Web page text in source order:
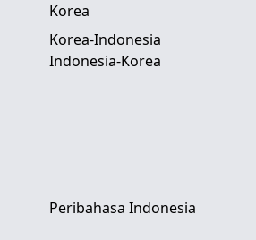
Korea
Korea-Indonesia
Indonesia-Korea
Peribahasa Indonesia